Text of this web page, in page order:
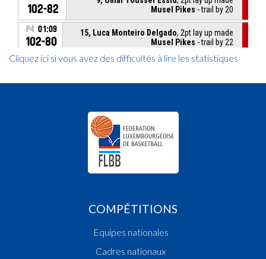
Cliquez ici si vous avez des difficultés à lire les statistiques
COMPÉTITIONS
Equipes nationales
Cadres nationaux